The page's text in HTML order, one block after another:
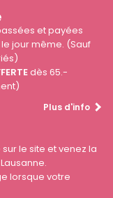
et payées
jour même. (Sauf
dès 65.-
Plus d'info
le site et venez la
lorsque votre